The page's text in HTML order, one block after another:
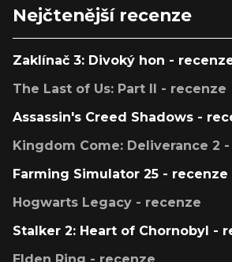
Nejčtenější recenze
Zaklínač 3: Divoký hon -
The Last of Us: Part II - recenze
Assassin's Creed Shadows -
Kingdom Come: Deliverance 2
Farming Simulator 25 - recenze
Hogwarts Legacy - recenze
Stalker 2: Heart of Chornobyl -